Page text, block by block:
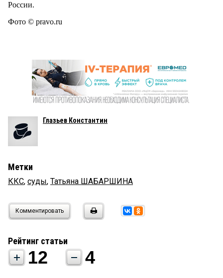
России.
Фото © pravo.ru
Глазьев Константин
Метки
ККС, суды, Татьяна ШАБАРШИНА
Комментировать
Рейтинг статьи
12 4